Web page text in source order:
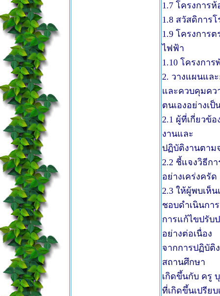
1.7 โครงการ
1.8 สวัสดิการ
1.9 โครงการ
ไฟฟ้า
1.10 โครงกา
2. วางแผนแล
และควบคุมคว
ตนเองอย่างเ
2.1 ผู้ที่เกี่ยวข้
งานและ
ปฏิบัติงานตาม
2.2 ชี้แจงวิธีก
อย่างเคร่งครัด
2.3 ให้ผู้พบเห็
ชอบดำเนินการ
การแก้ไขปรับ
อย่างต่อเนื่อง
จากการปฏิบัติ
สถานศึกษา
เกิดขึ้นกับ ครู
ที่เกิดขึ้นเปรีย